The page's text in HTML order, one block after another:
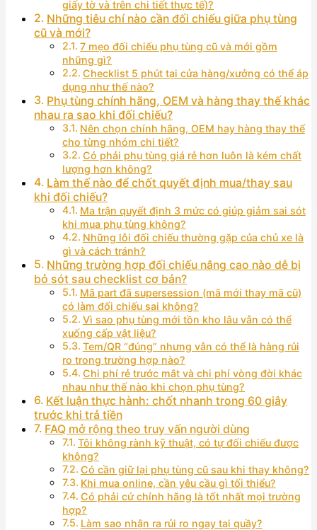
giấy tờ và trên chi tiết thực tế)?
Những tiêu chí nào cần đối chiếu giữa phụ tùng
cũ và mới?
7 mẹo đối chiếu phụ tùng cũ và mới gồm
những gì?
Checklist 5 phút tại cửa hàng/xưởng có thể áp
dụng như thế nào?
Phụ tùng chính hãng, OEM và hàng thay thế khác
nhau ra sao khi đối chiếu?
Nên chọn chính hãng, OEM hay hàng thay thế
cho từng nhóm chi tiết?
Có phải phụ tùng giá rẻ hơn luôn là kém chất
lượng hơn không?
Làm thế nào để chốt quyết định mua/thay sau
khi đối chiếu?
Ma trận quyết định 3 mức có giúp giảm sai sót
khi mua phụ tùng không?
Những lỗi đối chiếu thường gặp của chủ xe là
gì và cách tránh?
Những trường hợp đối chiếu nâng cao nào dễ bị
bỏ sót sau checklist cơ bản?
Mã part đã supersession (mã mới thay mã cũ)
có làm đối chiếu sai không?
Vì sao phụ tùng mới tồn kho lâu vẫn có thể
xuống cấp vật liệu?
Tem/QR “đúng” nhưng vẫn có thể là hàng rủi
ro trong trường hợp nào?
Chi phí rẻ trước mắt và chi phí vòng đời khác
nhau như thế nào khi chọn phụ tùng?
Kết luận thực hành: chốt nhanh trong 60 giây
trước khi trả tiền
FAQ mở rộng theo truy vấn người dùng
Tôi không rành kỹ thuật, có tự đối chiếu được
không?
Có cần giữ lại phụ tùng cũ sau khi thay không?
Khi mua online, cần yêu cầu gì tối thiểu?
Có phải cứ chính hãng là tốt nhất mọi trường
hợp?
Làm sao nhận ra rủi ro ngay tại quầy?